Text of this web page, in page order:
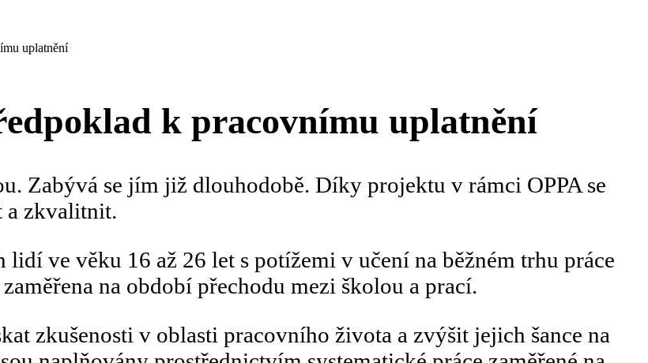
uplatnění
k pracovnímu uplatnění
Zabývá se jím již dlouhodobě. Díky projektu v rámci OPPA se
a zkvalitnit.
ve věku 16 až 26 let s potížemi v učení na běžném trhu práce
na období přechodu mezi školou a prací.
zkušenosti v oblasti pracovního života a zvýšit jejich šance na